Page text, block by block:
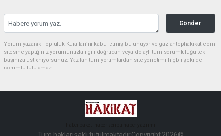
Gönder
Yorum yazarak Topluluk Kuralları’nı kabul etmiş bulunuyor ve gaziantephakikat.com
sitesine yaptığınız yorumunuzla ilgili doğrudan veya dolaylı tüm sorumluluğu tek
başınıza üstleniyorsunuz. Yazılan tüm yorumlardan site yönetimi hiçbir şekilde
sorumlu tutulamaz.